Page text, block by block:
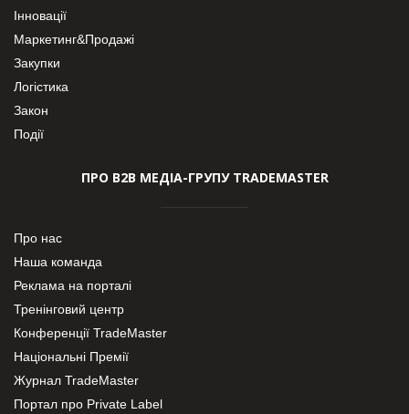
Інновації
Маркетинг&Продажі
Закупки
Логістика
Закон
Події
ПРО В2В МЕДІА-ГРУПУ TRADEMASTER
Про нас
Наша команда
Реклама на порталі
Тренінговий центр
Конференції TradeMaster
Національні Премії
Журнал TradeMaster
Портал про Private Label